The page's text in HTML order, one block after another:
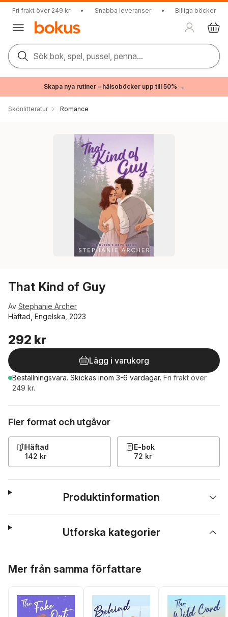
Fri frakt över 249 kr • Snabba leveranser • Billiga böcker
Sök bok, spel, pussel, penna...
Skapa nya rutiner – hälsoböcker upp till 50% →
Skönlitteratur Romance
That Kind of Guy
Av Stephanie Archer
Häftad, Engelska, 2023
292 kr
Lägg i varukorg
Beställningsvara. Skickas inom 3-6 vardagar. Fri frakt över
249 kr.
Fler format och utgåvor
Häftad
142 kr
E-bok
72 kr
Produktinformation
Utforska kategorier
Mer från samma författare